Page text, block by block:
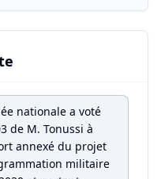
nationale a voté
de M. Tonussi à
annexé du projet
militaire